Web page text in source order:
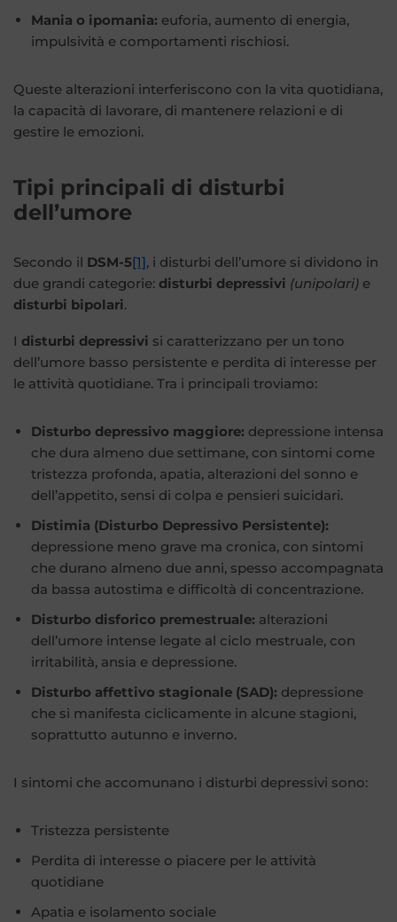
Mania o ipomania: euforia, aumento di energia,
impulsività e comportamenti rischiosi.
Queste alterazioni interferiscono con la vita quotidiana,
la capacità di lavorare, di mantenere relazioni e di
gestire le emozioni.
Tipi principali di disturbi
dell’umore
Secondo il DSM-5[1], i disturbi dell’umore si dividono in
due grandi categorie: disturbi depressivi (unipolari) e
disturbi bipolari.
I disturbi depressivi si caratterizzano per un tono
dell’umore basso persistente e perdita di interesse per
le attività quotidiane. Tra i principali troviamo:
Disturbo depressivo maggiore: depressione intensa
che dura almeno due settimane, con sintomi come
tristezza profonda, apatia, alterazioni del sonno e
dell’appetito, sensi di colpa e pensieri suicidari.
Distimia (Disturbo Depressivo Persistente):
depressione meno grave ma cronica, con sintomi
che durano almeno due anni, spesso accompagnata
da bassa autostima e difficoltà di concentrazione.
Disturbo disforico premestruale: alterazioni
dell’umore intense legate al ciclo mestruale, con
irritabilità, ansia e depressione.
Disturbo affettivo stagionale (SAD): depressione
che si manifesta ciclicamente in alcune stagioni,
soprattutto autunno e inverno.
I sintomi che accomunano i disturbi depressivi sono:
Tristezza persistente
Perdita di interesse o piacere per le attività
quotidiane
Apatia e isolamento sociale